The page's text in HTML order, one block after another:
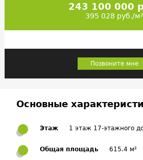
243 100 000
395 028 руб./м²
Позвоните мне
Основные
Этаж 1 этаж 17-этажного
Общая площадь 615.4 м²